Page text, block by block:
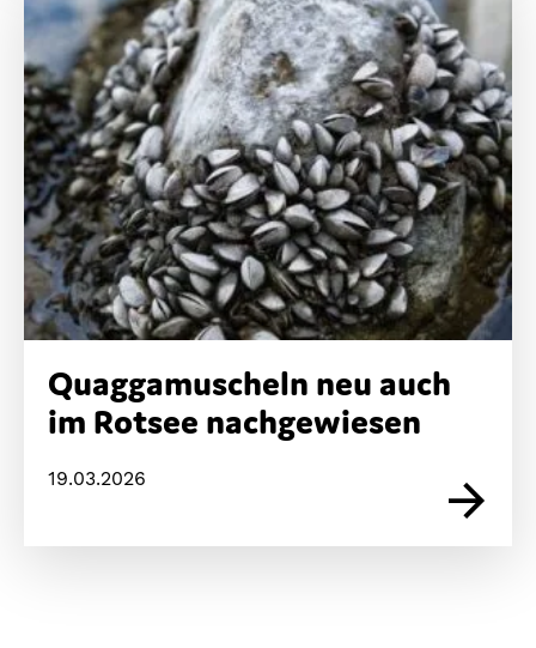
Quaggamuscheln neu auch
im Rotsee nachgewiesen
19.03.2026